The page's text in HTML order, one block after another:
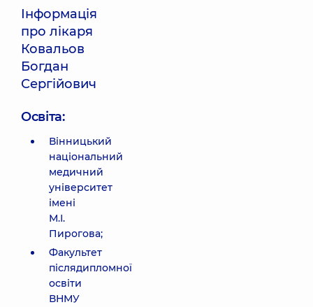
Інформація
про лікаря
Ковальов
Богдан
Сергійович
Освіта:
Вінницький
національний
медичний
університет
імені
М.І.
Пирогова;
Факультет
післядипломної
освіти
ВНМУ